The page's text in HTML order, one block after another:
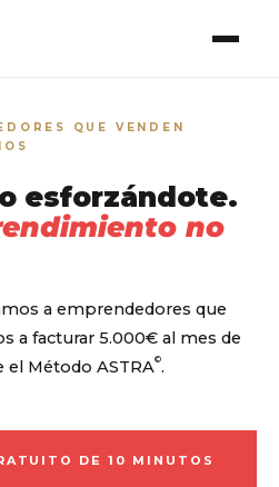
QUE VENDEN
esforzándote.
no
a emprendedores que
a facturar 5.000€ al mes de
el Método ASTRA©.
DE 10 MINUTOS